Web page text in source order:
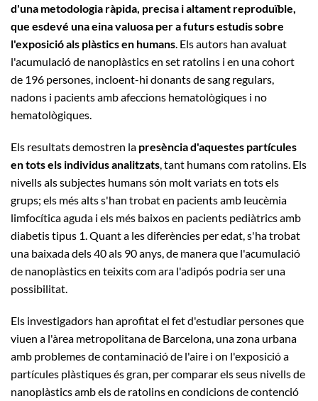
d'una metodologia ràpida, precisa i altament reproduïble,
que esdevé una eina valuosa per a futurs estudis sobre
l'exposició als plàsticsen humans. Els autors han avaluat
l'acumulació de nanoplàstics en set ratolins i en una cohort
de 196 persones, incloent-hi donants de sang regulars,
nadons i pacients amb afeccions hematològiques i no
hematològiques.
Els resultats demostren la presència d'aquestes partícules
en tots els individus analitzats, tant humans com ratolins. Els
nivells als subjectes humans són molt variats en tots els
grups; els més alts s'han trobat en pacients amb leucèmia
limfocítica aguda i els més baixos en pacients pediàtrics amb
diabetis tipus 1. Quant a les diferències per edat, s'ha trobat
una baixada dels 40 als 90 anys, de manera que l'acumulació
de nanoplàstics en teixits com ara l'adipós podria ser una
possibilitat.
Els investigadors han aprofitat el fet d'estudiar persones que
viuen a l'àrea metropolitana de Barcelona, una zona urbana
amb problemes de contaminació de l'aire i on l'exposició a
partícules plàstiques és gran, per comparar els seus nivells de
nanoplàstics amb els de ratolins en condicions de contenció